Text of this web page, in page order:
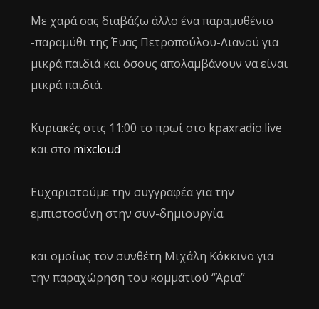
Με χαρά σας διαβάζω άλλο ένα παραμυθένιο
-παραμύθι της Έυας Πετροπούλου-Λιανού για
μικρά παιδιά και όσους απολαμβάνουν να είναι
μικρά παιδιά.
Κυριακές στις 11:00 το πρωί στο kpaxradio.live
και στο mixcloud
Ευχαριστούμε την συγγραφέα για την
εμπιστοσύνη στην συν-δημιουργία.
και ομοίως τον συνθέτη Μιχάλη Κόκκινο για
την παραχώρηση του κομματιού “Άρια”